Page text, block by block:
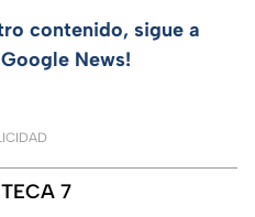
contenido, sigue a
News!
7